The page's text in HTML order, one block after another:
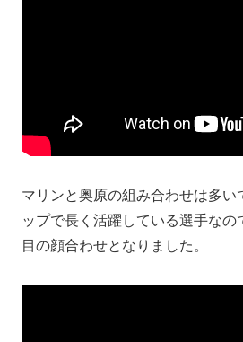
マリンと奥原の組み合わせは多い
ップで長く活躍している選手なの
目の顔合わせとなりました。